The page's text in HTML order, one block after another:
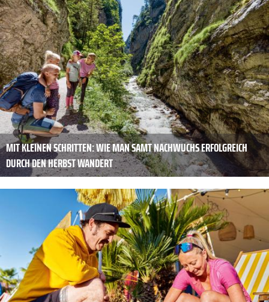
MIT KLEINEN SCHRITTEN: WIE MAN SAMT NACHWUCHS ERFOLGREICH
DURCH DEN HERBST WANDERT